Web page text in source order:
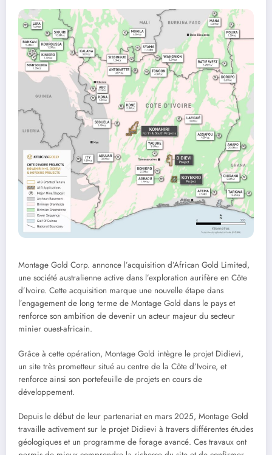
Montage Gold Corp. annonce l’acquisition d’African Gold Limited,
une société australienne active dans l’exploration aurifère en Côte
d’Ivoire. Cette acquisition marque une nouvelle étape dans
l’engagement de long terme de Montage Gold dans le pays et
renforce son ambition de devenir un acteur majeur du secteur
minier ouest-africain.
Grâce à cette opération, Montage Gold intègre le projet Didievi,
un site très prometteur situé au centre de la Côte d’Ivoire, et
renforce ainsi son portefeuille de projets en cours de
développement.
Depuis le début de leur partenariat en mars 2025, Montage Gold
travaille activement sur le projet Didievi à travers différentes études
géologiques et un programme de forage avancé. Ces travaux ont